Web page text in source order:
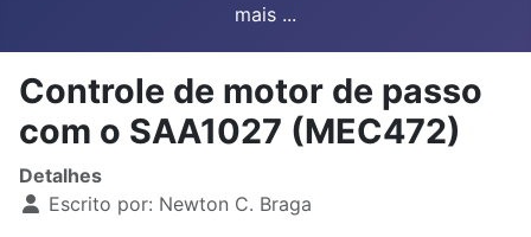
mais ...
Controle de motor de passo
com o SAA1027 (MEC472)
Detalhes
Escrito por: Newton C. Braga